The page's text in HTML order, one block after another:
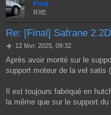
Final
RXE
Re: [Final] Safrane
M
s
s
g
12 févr. 2025, 09:32
Après avoir monté sur le
support moteur de la vel satis
Il est toujours fabriqué en
la même que sur le support du